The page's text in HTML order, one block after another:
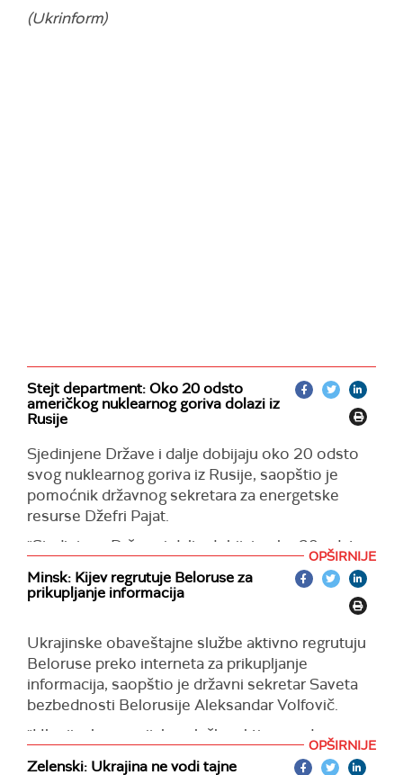
(Ukrinform)
Stejt department: Oko 20 odsto
američkog nuklearnog goriva dolazi iz
Rusije
Sjedinjene Države i dalje dobijaju oko 20 odsto
svog nuklearnog goriva iz Rusije, saopštio je
pomoćnik državnog sekretara za energetske
resurse Džefri Pajat.
"Sjedinjene Države i dalje dobijaju oko 20 odsto
nuklearnog goriva iz Rusije, tako da će biti
potrebno vreme da se izgradi neruski lanac
snabdevanja za materijale za nuklearno gorivo“,
kanalu Atlantskog saveta.
(Izvestija)
OPŠIRNIJE
Minsk: Kijev regrutuje Beloruse za
prikupljanje informacija
Ukrajinske obaveštajne službe aktivno regrutuju
Beloruse preko interneta za prikupljanje
informacija, saopštio je državni sekretar Saveta
bezbednosti Belorusije Aleksandar Volfovič.
"Ukrajinske specijalne službe aktivno rade na
daljinskom regrutovanju 'simpatičnih' beloruskih
OPŠIRNIJE
Zelenski: Ukrajina ne vodi tajne